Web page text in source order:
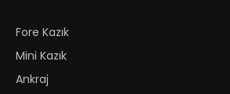
Fore Kazık
Mini Kazık
Ankraj